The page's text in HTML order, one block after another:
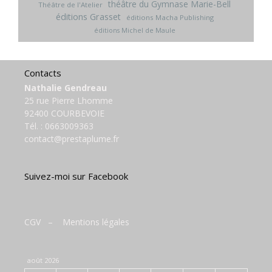
Théâtre de l'Atelier théâtre du Gymnase Marie-Bell
éditions Grasset
éditions Macha Publishing
éditions Michel de Maule
Contacts
Nathalie Gendreau
25 rue Pierre Lhomme
92400 COURBEVOIE
Tél. : 0663009363
contact@prestaplume.fr
Suivez-moi sur Facebook
CGV – Mentions légales
août 2026